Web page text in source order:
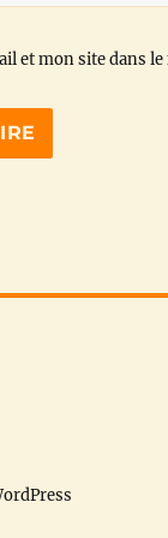
et mon site dans